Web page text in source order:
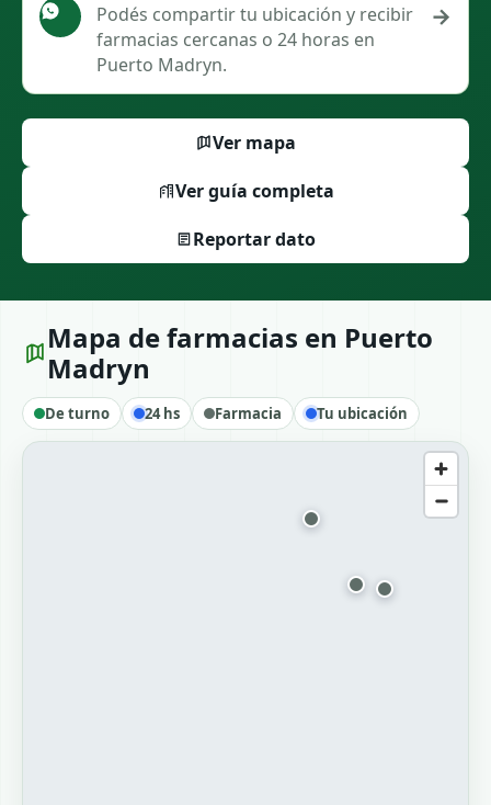
Podés compartir tu ubicación y recibir
farmacias cercanas o 24 horas en
Puerto Madryn.
→
Ver mapa
Ver guía completa
Reportar dato
Mapa de farmacias en Puerto
Madryn
De turno 24 hs Farmacia Tu ubicación